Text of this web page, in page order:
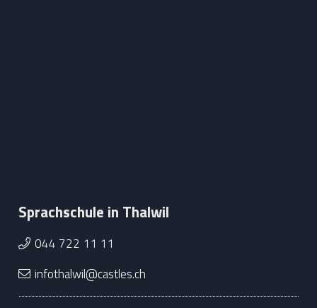
Sprachschule in Thalwil
044 722 11 11
infothalwil@castles.ch